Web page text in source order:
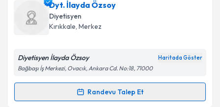
için bir takvim hazırlandığında e-posta ile
bilgilendireceğiz.
Kişisel verilerimin işlenmesine ilişkinAydınlatma
'ni okudum ve kişisel verilerimin belirtilen
kapsamda işlenmesini kabul ediyorum.
Dyt. İlayda Özsoy
Diyetisyen
Kırıkkale, Merkez
Diyetisyen İlayda Özsoy Haritada Göster
Bağbaşı İş Merkezi, Ovacık, Ankara Cd. No:18, 71000
Randevu Talep Et
Randevu Takvimi Talebi